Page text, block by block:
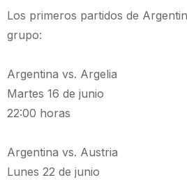
Los primeros partidos de
grupo:
Argentina vs. Argelia
Martes 16 de junio
22:00 horas
Argentina vs. Austria
Lunes 22 de junio